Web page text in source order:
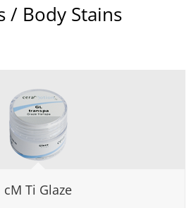
/ Body Stains
cM Ti Glaze